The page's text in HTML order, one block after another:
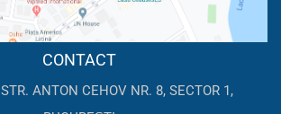
CONTACT
STR. ANTON CEHOV NR. 8, SECTOR 1,